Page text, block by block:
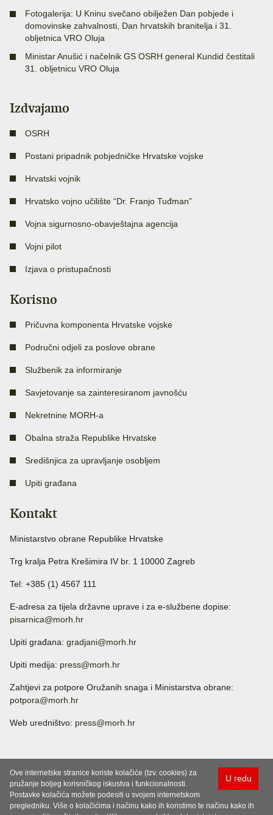
Fotogalerija: U Kninu svečano obilježen Dan pobjede i
domovinske zahvalnosti, Dan hrvatskih branitelja i 31.
obljetnica VRO Oluja
Ministar Anušić i načelnik GS OSRH general Kundid čestitali
31. obljetnicu VRO Oluja
Izdvajamo
OSRH
Postani pripadnik pobjedničke Hrvatske vojske
Hrvatski vojnik
Hrvatsko vojno učilište “Dr. Franjo Tuđman”
Vojna sigurnosno-obavještajna agencija
Vojni pilot
Izjava o pristupačnosti
Korisno
Pričuvna komponenta Hrvatske vojske
Područni odjeli za poslove obrane
Službenik za informiranje
Savjetovanje sa zainteresiranom javnošću
Nekretnine MORH-a
Obalna straža Republike Hrvatske
Središnjica za upravljanje osobljem
Upiti građana
Kontakt
Ministarstvo obrane Republike Hrvatske
Trg kralja Petra Krešimira IV br. 1 10000 Zagreb
Tel: +385 (1) 4567 111
E-adresa za tijela državne uprave i za e-službene dopise:
pisarnica@morh.hr
Upiti građana: gradjani@morh.hr
Upiti medija: press@morh.hr
Zahtjevi za potpore Oružanih snaga i Ministarstva obrane:
potpora@morh.hr
Web uredništvo: press@morh.hr
U redu
Ove internetske stranice koriste kolačiće (tzv. cookies) za
pružanje boljeg korisničkog iskustva i funkcionalnosti.
Postavke kolačića možete podesiti u svojem internetskom
pregledniku. Više o kolačićima i načinu kako ih koristimo te načinu kako ih